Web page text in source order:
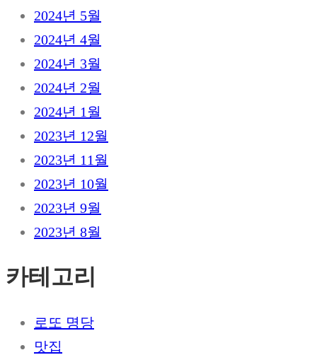
2024년 5월
2024년 4월
2024년 3월
2024년 2월
2024년 1월
2023년 12월
2023년 11월
2023년 10월
2023년 9월
2023년 8월
카테고리
로또 명당
맛집